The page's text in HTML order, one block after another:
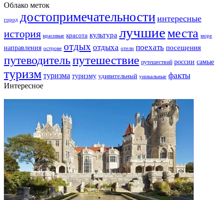
Облако меток
город достопримечательности интересные
история красивые красота культура лучшиеместа море
направления острове отдых отдыха отели поехать посещения
путеводительпутешествие путешествий россии самые
туризм туризма туризму удивительный уникальные факты
Интересное